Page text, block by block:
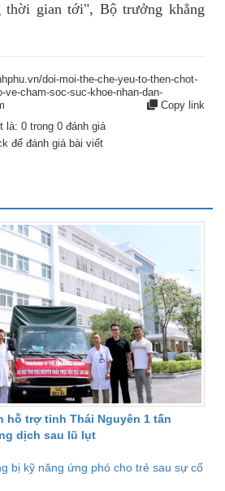
thời gian tới", Bộ trưởng khẳng
doi-moi-the-che-yeu-to-then-chot-
ve-cham-soc-suc-khoe-nhan-dan-
Copy link
là: 0 trong 0 đánh giá
để đánh giá bài viết
hỗ trợ tỉnh Thái Nguyên 1 tấn
dịch sau lũ lụt
bị kỹ năng ứng phó cho trẻ sau sự cố